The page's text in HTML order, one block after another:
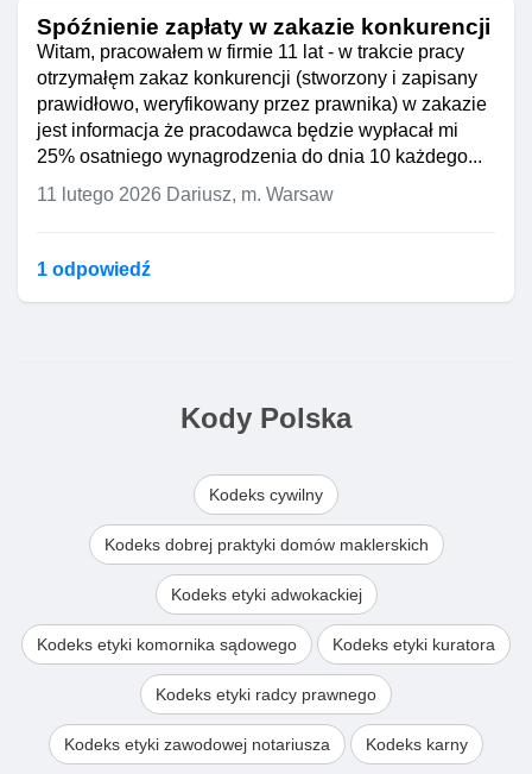
Spóźnienie zapłaty w zakazie konkurencji
Witam, pracowałem w firmie 11 lat - w trakcie pracy
otrzymałęm zakaz konkurencji (stworzony i zapisany
prawidłowo, weryfikowany przez prawnika) w zakazie
jest informacja że pracodawca będzie wypłacał mi
25% osatniego wynagrodzenia do dnia 10 każdego...
11 lutego 2026 Dariusz, m. Warsaw
1 odpowiedź
Kody Polska
Kodeks cywilny
Kodeks dobrej praktyki domów maklerskich
Kodeks etyki adwokackiej
Kodeks etyki komornika sądowego Kodeks etyki kuratora
Kodeks etyki radcy prawnego
Kodeks etyki zawodowej notariusza Kodeks karny